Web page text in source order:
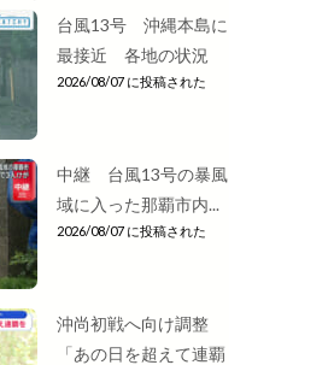
台風13号 沖縄本島に
最接近 各地の状況
2026/08/07 に投稿された
中継 台風13号の暴風
域に入った那覇市内...
2026/08/07 に投稿された
沖尚初戦へ向け調整
「あの日を超えて連覇